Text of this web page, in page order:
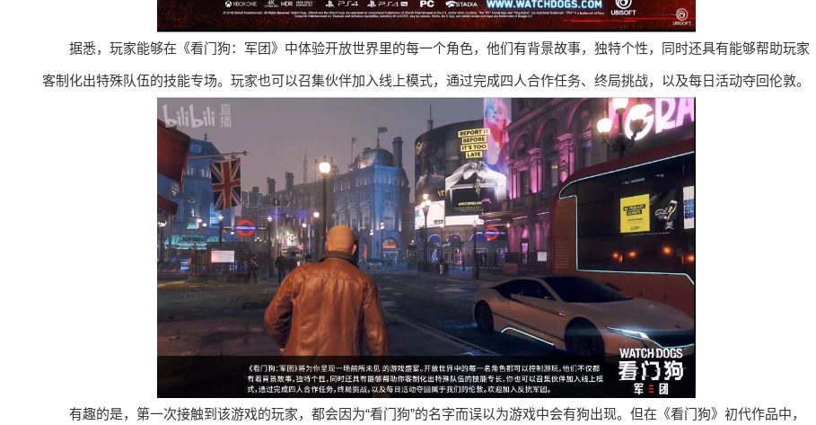
据悉，玩家能够在《看门狗：军团》中体验开放世界里的每一个角色，他们有背景故事，独特个性，同时还具有能够帮助玩家
客制化出特殊队伍的技能专场。玩家也可以召集伙伴加入线上模式，通过完成四人合作任务、终局挑战，以及每日活动夺回伦敦。
有趣的是，第一次接触到该游戏的玩家，都会因为“看门狗”的名字而误以为游戏中会有狗出现。但在《看门狗》初代作品中，